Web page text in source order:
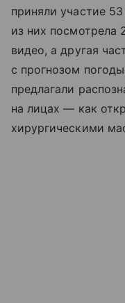
приняли участие
из них посмотрела
видео, а другая
с прогнозом
предлагали
на лицах — как
хирургическими